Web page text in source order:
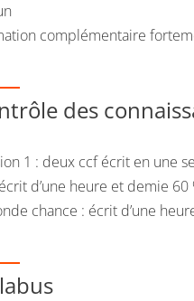
complémentaire
des
1 : deux ccf écrit en une
d’une heure et demie
chance : écrit d’une